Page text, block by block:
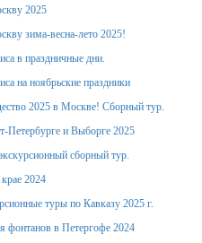
2025
зима-весна-лето 2025!
в праздничные дни.
на ноябрьские праздники
2025 в Москве! Сборный тур.
Петербурге и Выборге 2025
сборный тур.
2024
туры по Кавказу 2025 г.
фонтанов в Петергофе 2024